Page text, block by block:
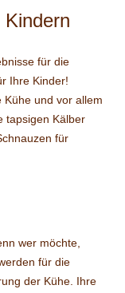
für die
Ihre Kinder!
Kühe und vor allem
tapsigen Kälber
für
wer möchte,
für die
der Kühe. Ihre